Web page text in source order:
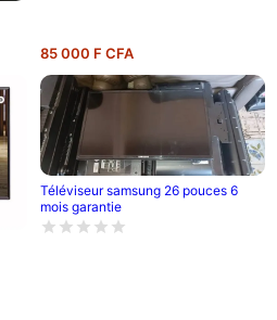
85 000 F CFA
Téléviseur samsung 26 pouces 6
mois garantie